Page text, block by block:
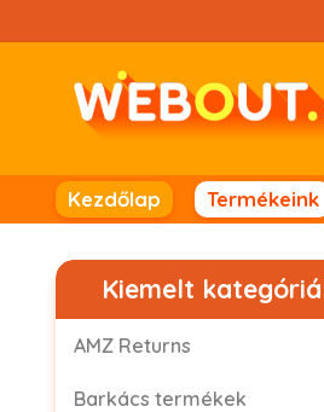
a
UTÁNVÉTELES
Kezdőlap Termékeink
Kiemelt
AMZ Returns
Barkács termékek